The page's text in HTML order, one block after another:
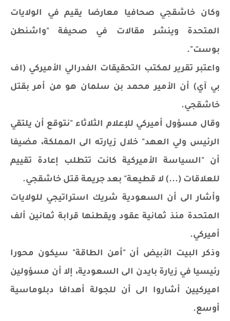
وكان خاشقجي صحافيا معارضا يقيم في الولايات
المتحدة وينشر مقالات في صحيفة "واشنطن
بوست".
واعتبر تقرير لمكتب التحقيقات الفدرالي الأميركي (اف
بي آي) أن الأمير محمد بن سلمان هو من أمر بقتل
خاشقجي.
وقال مسؤول أميركي للإعلام الثلاثاء "نتوقع أن يلتقي
الرئيس ولي العهد" خلال زيارته الى المملكة، مضيفا
أن "السياسة الأميركية كانت تتطلب إعادة تقييم
للعلاقات (...) لا قطيعة" بعد جريمة قتل خاشقجي.
وأشار الى أن السعودية شريك استراتيجي للولايات
المتحدة منذ ثمانية عقود ويقطنها قرابة ثمانين ألف
أميركي.
وذكر البيت الأبيض أن "أمن الطاقة" سيكون محورا
رئيسيا في زيارة بايدن الى السعودية، إلا أن مسؤولين
اميركيين أشاروا الى أن للجولة أهدافا دبلوماسية
أوسع.